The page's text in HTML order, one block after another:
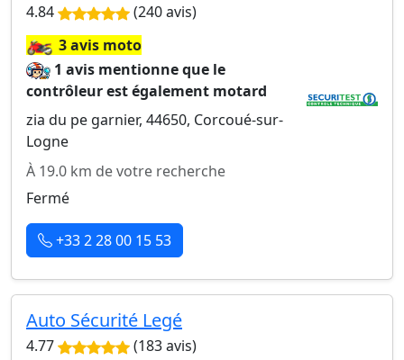
4.84 (240 avis)
🏍️3 avis moto
1 avis mentionne que le
contrôleur est également motard
zia du pe garnier, 44650, Corcoué-sur-
Logne
À 19.0 km de votre recherche
Fermé
+33 2 28 00 15 53
Auto Sécurité Legé
4.77 (183 avis)